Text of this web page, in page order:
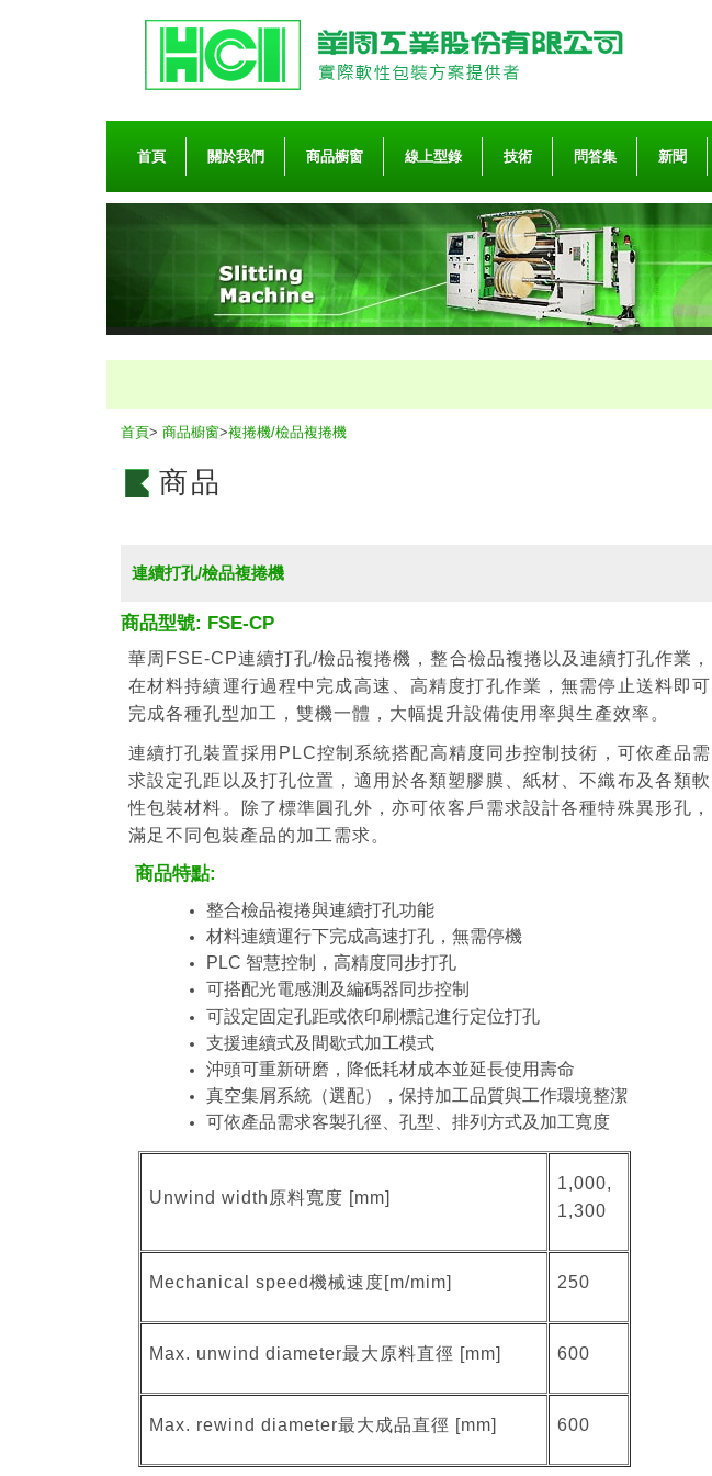
首頁 關於我們 商品櫥窗 線上型錄 技術 問答集 新聞
首頁> 商品櫥窗>複捲機/檢品複捲機
商品
連續打孔/檢品複捲機
商品型號: FSE-CP
華周FSE-CP連續打孔/檢品複捲機，整合檢品複捲以及連續打孔作業，
在材料持續運行過程中完成高速、高精度打孔作業，無需停止送料即可
完成各種孔型加工，雙機一體，大幅提升設備使用率與生產效率。
連續打孔裝置採用PLC控制系統搭配高精度同步控制技術，可依產品需
求設定孔距以及打孔位置，適用於各類塑膠膜、紙材、不織布及各類軟
性包裝材料。除了標準圓孔外，亦可依客戶需求設計各種特殊異形孔，
滿足不同包裝產品的加工需求。
商品特點:
整合檢品複捲與連續打孔功能
材料連續運行下完成高速打孔，無需停機
PLC 智慧控制，高精度同步打孔
可搭配光電感測及編碼器同步控制
可設定固定孔距或依印刷標記進行定位打孔
支援連續式及間歇式加工模式
沖頭可重新研磨，降低耗材成本並延長使用壽命
真空集屑系統（選配），保持加工品質與工作環境整潔
可依產品需求客製孔徑、孔型、排列方式及加工寬度
Unwind width原料寬度 [mm]
1,000,
1,300
Mechanical speed機械速度[m/mim] 250
Max. unwind diameter最大原料直徑 [mm] 600
Max. rewind diameter最大成品直徑 [mm] 600